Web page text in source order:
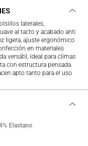
laterales,
al tacto y acabado anti
ligera, ajuste ergonómico
en materiales
versátil, ideal para climas
con estructura pensada
apto tanto para el uso
Elastano